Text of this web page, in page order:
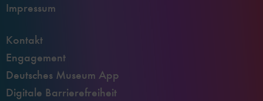
Impressum
Kontakt
Engagement
Deutsches Museum App
Digitale Barrierefreiheit